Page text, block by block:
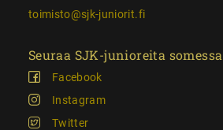
toimisto@sjk-juniorit.fi
Seuraa SJK-junioreita somessa
Facebook
Instagram
Twitter